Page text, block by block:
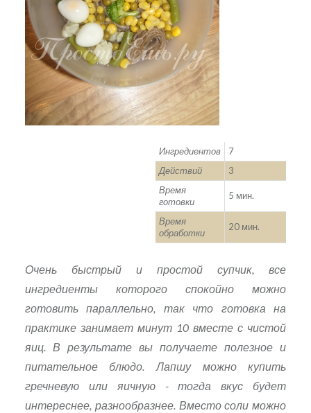
Ингредиентов
7
Действий
3
Время
готовки
5 мин.
Время
обработки
20 мин.
Очень быстрый и простой супчик, все
ингредиенты которого спокойно можно
готовить параллельно, так что готовка на
практике занимает минут 10 вместе с чистой
яиц. В результате вы получаете полезное и
питательное блюдо. Лапшу можно купить
гречневую или яичную - тогда вкус будет
интереснее, разнообразнее. Вместо соли можно